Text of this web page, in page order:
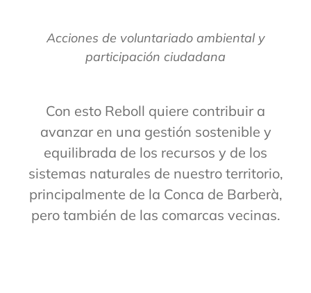
Acciones de voluntariado ambiental y
participación ciudadana
Con esto Reboll quiere contribuir a
avanzar en una gestión sostenible y
equilibrada de los recursos y de los
sistemas naturales de nuestro territorio,
principalmente de la Conca de Barberà,
pero también de las comarcas vecinas.